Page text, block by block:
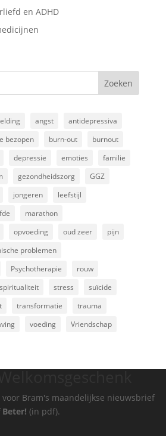
en ADHD
angst
antidepressiva
bezopen burn-out
burnout
depressie emoties
familie
gezondheidszorg
GGZ
jongeren
leefstijl
marathon
opvoeding oud zeer
pijn
problemen
Psychotherapie
rouw
spiritualiteit stress
suïcide
transformatie
trauma
voeding Vriendschap
Bram's maandelijkse nieuwsbrief
Beter! (in pdf).